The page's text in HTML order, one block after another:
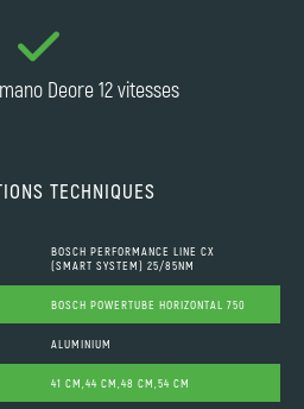
Deore 12 vitesses
TECHNIQUES
BOSCH PERFORMANCE LINE CX
(SMART SYSTEM) 25/85NM
BOSCH POWERTUBE HORIZONTAL 750
ALUMINIUM
41 CM,44 CM,48 CM,54 CM